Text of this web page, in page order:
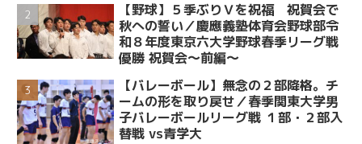
【野球】５季ぶりＶを祝福 祝賀会で
秋への誓い／慶應義塾体育会野球部令
和８年度東京六大学野球春季リーグ戦
優勝 祝賀会～前編～
【バレーボール】無念の２部降格。チ
ームの形を取り戻せ／春季関東大学男
子バレーボールリーグ戦 １部・２部入
替戦 vs青学大